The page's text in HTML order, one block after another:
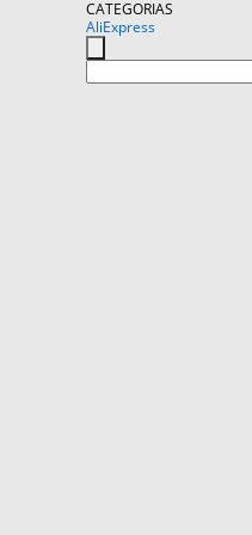
CATEGORIAS
AliExpress